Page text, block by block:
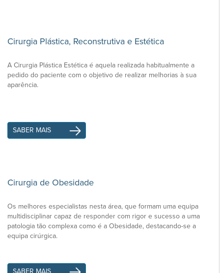
Cirurgia Plástica, Reconstrutiva e Estética
A Cirurgia Plástica Estética é aquela realizada habitualmente a
pedido do paciente com o objetivo de realizar melhorias à sua
aparência.
SABER MAIS
Cirurgia de Obesidade
Os melhores especialistas nesta área, que formam uma equipa
multidisciplinar capaz de responder com rigor e sucesso a uma
patologia tão complexa como é a Obesidade, destacando-se a
equipa cirúrgica.
SABER MAIS